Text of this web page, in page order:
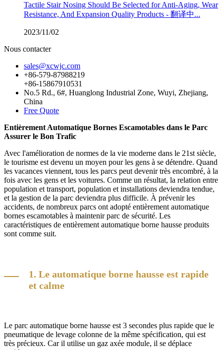
Tactile Stair Nosing Should Be Selected for Anti-Aging, Wear
Resistance, And Expansion Quality Products - 翻译中...
2023/11/02
Nous contacter
sales@xcwjc.com
+86-579-87988219
+86-15867910531
No.5 Rd., 6#, Huanglong Industrial Zone, Wuyi, Zhejiang,
China
Free Quote
Entièrement Automatique Bornes Escamotables dans le Parc
Assurer le Bon Trafic
Avec l'amélioration de normes de la vie moderne dans le 21st siècle,
le tourisme est devenu un moyen pour les gens à se détendre. Quand
les vacances viennent, tous les parcs peut devenir très encombré, à la
fois avec les gens et les voitures. Comme un résultat, la relation entre
population et transport, population et installations deviendra tendue,
et la gestion de la parc deviendra plus difficile. À prévenir les
accidents, de nombreux parcs ont adopté entièrement automatique
bornes escamotables à maintenir parc de sécurité. Les
caractéristiques de entièrement automatique borne hausse produits
sont comme suit.
1. Le automatique borne hausse est rapide
et calme
Le parc automatique borne hausse est 3 secondes plus rapide que le
pneumatique de levage colonne de la même spécification, qui est
très précieux. Car il utilise un gaz axée module, il se déplace